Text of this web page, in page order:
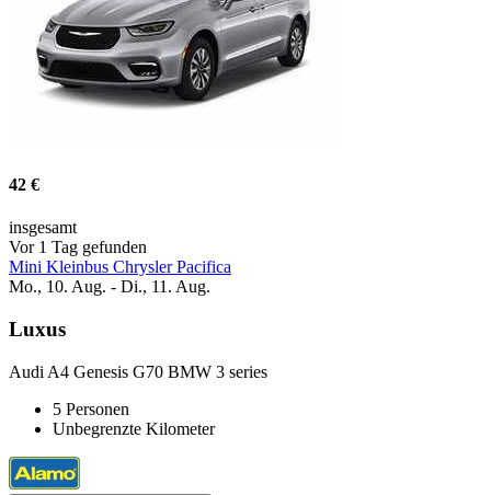
42 €
insgesamt
Vor 1 Tag gefunden
Mini Kleinbus Chrysler Pacifica
Mo., 10. Aug. - Di., 11. Aug.
Luxus
Audi A4 Genesis G70 BMW 3 series
5 Personen
Unbegrenzte Kilometer